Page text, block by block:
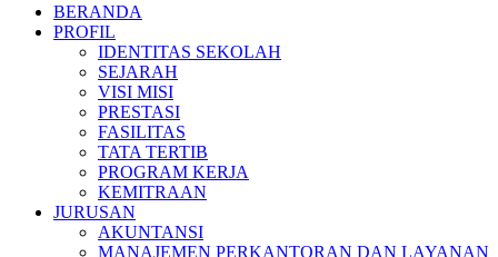
BERANDA
PROFIL
IDENTITAS SEKOLAH
SEJARAH
VISI MISI
PRESTASI
FASILITAS
TATA TERTIB
PROGRAM KERJA
KEMITRAAN
JURUSAN
AKUNTANSI
MANAJEMEN PERKANTORAN DAN LAYANAN